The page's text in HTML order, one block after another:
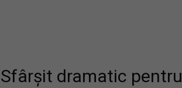
Sfârșit dramatic